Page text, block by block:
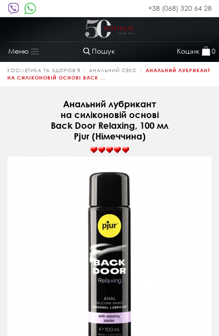
+38 (068) 320 64 28
Пошук Кошик 0
Меню
Toggle
navigation
КОСМЕТИКА ТА ЗДОРОВ'Я АНАЛЬНИЙ СЕКС
АНАЛЬНИЙ ЛУБРИКАНТ
НА СИЛІКОНОВІЙ ОСНОВІ BACK ...
Анальний лубрикант
на силіконовій основі
Back Door Relaxing, 100 мл
Pjur (Німеччина)